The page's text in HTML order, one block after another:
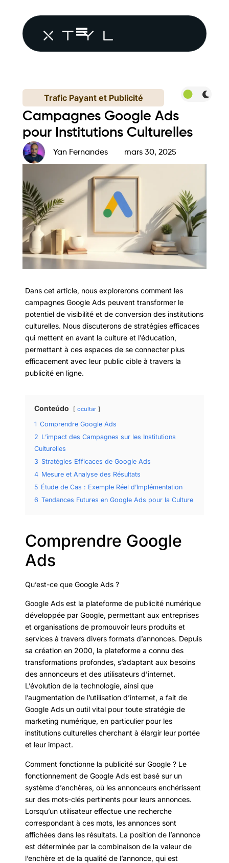
Trafic Payant et Publicité
Campagnes Google Ads
pour Institutions Culturelles
Yan Fernandes mars 30, 2025
Dans cet article, nous explorerons comment les
campagnes Google Ads peuvent transformer le
potentiel de visibilité et de conversion des institutions
culturelles. Nous discuterons de stratégies efficaces
qui mettent en avant la culture et l’éducation,
permettant à ces espaces de se connecter plus
efficacement avec leur public cible à travers la
publicité en ligne.
Conteúdo ocultar
1 Comprendre Google Ads
2 L’impact des Campagnes sur les Institutions
Culturelles
3 Stratégies Efficaces de Google Ads
4 Mesure et Analyse des Résultats
5 Étude de Cas : Exemple Réel d’Implémentation
6 Tendances Futures en Google Ads pour la Culture
Comprendre Google
Ads
Qu’est-ce que Google Ads ?
Google Ads est la plateforme de publicité numérique
développée par Google, permettant aux entreprises
et organisations de promouvoir leurs produits et
services à travers divers formats d’annonces. Depuis
sa création en 2000, la plateforme a connu des
transformations profondes, s’adaptant aux besoins
des annonceurs et des utilisateurs d’internet.
L’évolution de la technologie, ainsi que
l’augmentation de l’utilisation d’internet, a fait de
Google Ads un outil vital pour toute stratégie de
marketing numérique, en particulier pour les
institutions culturelles cherchant à élargir leur portée
et leur impact.
Comment fonctionne la publicité sur Google ? Le
fonctionnement de Google Ads est basé sur un
système d’enchères, où les annonceurs enchérissent
sur des mots-clés pertinents pour leurs annonces.
Lorsqu’un utilisateur effectue une recherche
correspondant à ces mots, les annonces sont
affichées dans les résultats. La position de l’annonce
est déterminée par la combinaison de la valeur de
l’enchère et de la qualité de l’annonce, qui est